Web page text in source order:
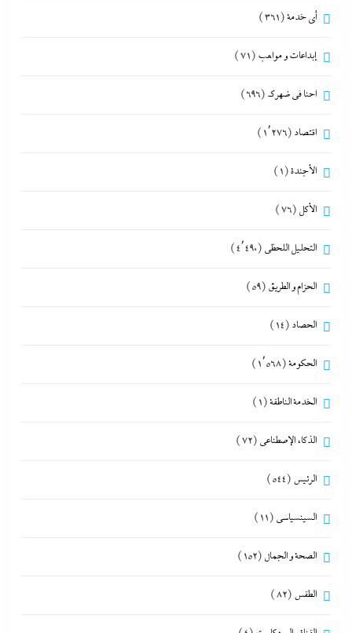
أي خدمة(361)
إبداعات و مواهب (71)
احنا في ضهرك (696)
اقتصاد (1٬276)
الأجندة(1)
الأكل (76)
التحليل اللحظي (4٬490)
الحزام و الطريق (59)
الحصاد (14)
الحكومة(1٬568)
الخدمة الناطقة(1)
الذكاء الإصطناعي (72)
الرئيس (544)
السينسياسي (11)
الصحة و الجمال (152)
الطقس (82)